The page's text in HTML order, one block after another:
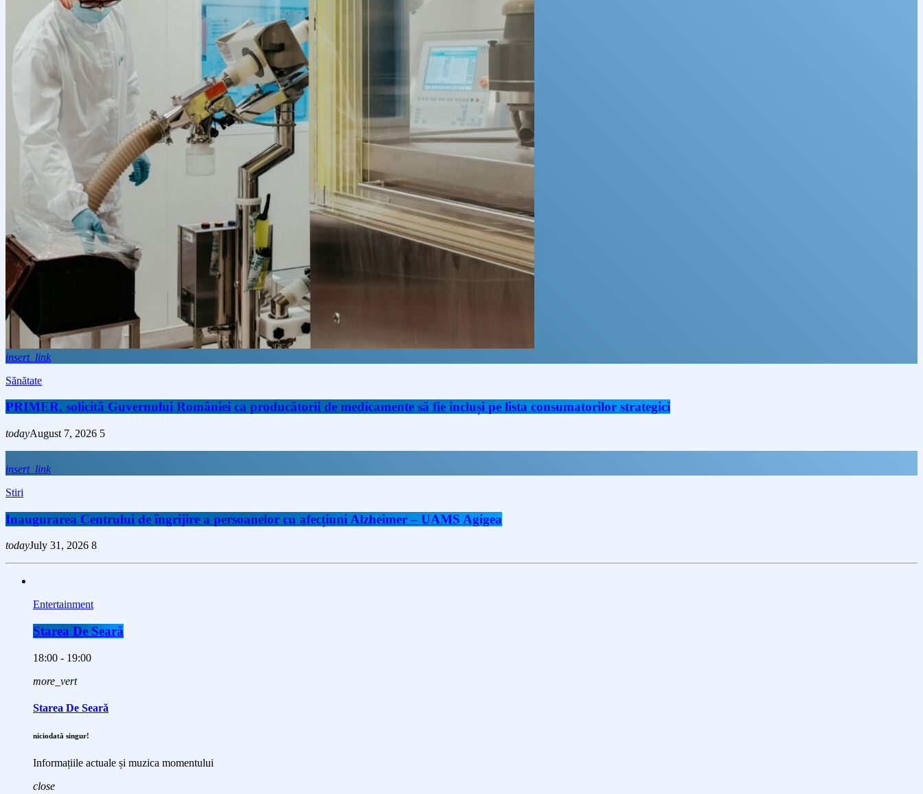
insert_link
Sănătate
PRIMER, solicită Guvernului României ca producătorii de medicamente să fie incluși pe lista consumatorilor strategici
todayAugust 7, 2026 5
insert_link
Stiri
Inaugurarea Centrului de îngrijire a persoanelor cu afecțiuni Alzheimer – UAMS Agigea
todayJuly 31, 2026 8
Entertainment
Starea De Seară
18:00 - 19:00
more_vert
Starea De Seară
niciodată singur!
Informațiile actuale și muzica momentului
close